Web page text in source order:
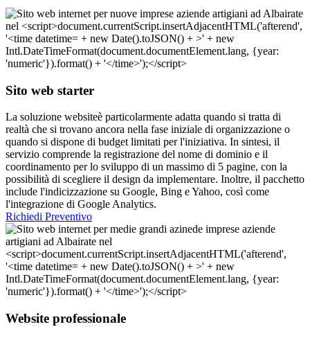
Sito web starter
La soluzione websiteè particolarmente adatta quando si tratta di
realtà che si trovano ancora nella fase iniziale di organizzazione o
quando si dispone di budget limitati per l'iniziativa. In sintesi, il
servizio comprende la registrazione del nome di dominio e il
coordinamento per lo sviluppo di un massimo di 5 pagine, con la
possibilità di scegliere il design da implementare. Inoltre, il pacchetto
include l'indicizzazione su Google, Bing e Yahoo, così come
l'integrazione di Google Analytics.
Richiedi Preventivo
Website professionale